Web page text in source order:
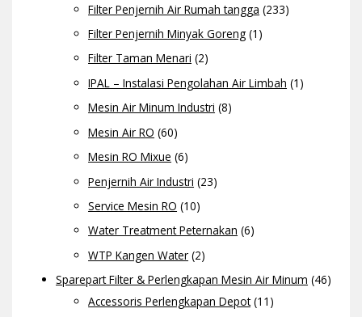
Filter Penjernih Air Rumah tangga (233)
Filter Penjernih Minyak Goreng (1)
Filter Taman Menari (2)
IPAL – Instalasi Pengolahan Air Limbah (1)
Mesin Air Minum Industri (8)
Mesin Air RO (60)
Mesin RO Mixue (6)
Penjernih Air Industri (23)
Service Mesin RO (10)
Water Treatment Peternakan (6)
WTP Kangen Water (2)
Sparepart Filter & Perlengkapan Mesin Air Minum (46)
Accessoris Perlengkapan Depot(11)